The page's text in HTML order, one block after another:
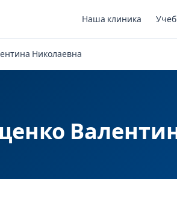
Наша клиника
Николаевна